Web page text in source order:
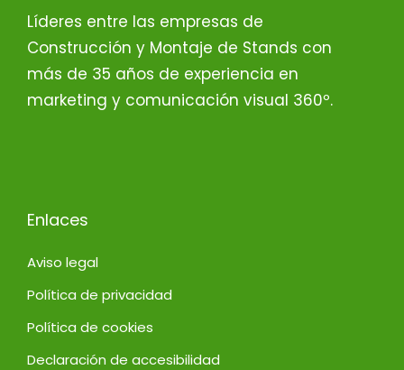
Líderes entre las empresas de
Construcción y Montaje de Stands con
más de 35 años de experiencia en
marketing y comunicación visual 360º.
Enlaces
Aviso legal
Política de privacidad
Política de cookies
Declaración de accesibilidad